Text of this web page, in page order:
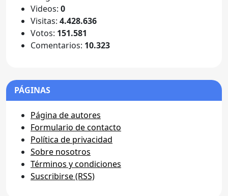
Videos: 0
Visitas: 4.428.636
Votos: 151.581
Comentarios: 10.323
PÁGINAS
Página de autores
Formulario de contacto
Política de privacidad
Sobre nosotros
Términos y condiciones
Suscribirse (RSS)